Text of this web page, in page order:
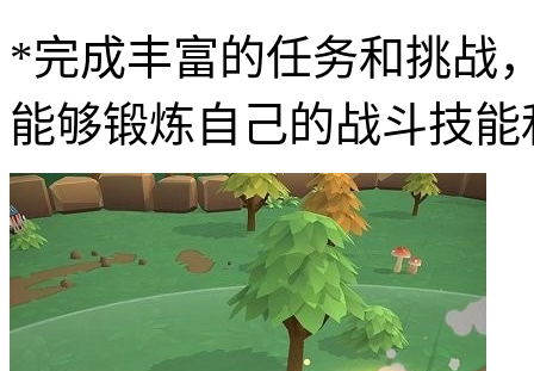
*完成丰富的任务和挑战
能够锻炼自己的战斗技